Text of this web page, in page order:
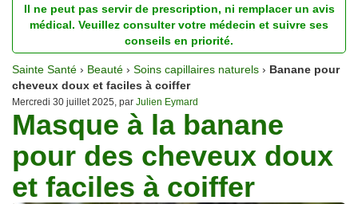
Dossiers
Homéopathie
Nutrition
Pathologie
Psychologie
Recherches
Il ne peut pas servir de prescription, ni remplacer un avis
médical. Veuillez consulter votre médecin et suivre ses
conseils en priorité.
Sainte Santé › Beauté › Soins capillaires naturels › Banane pour
cheveux doux et faciles à coiffer
Mercredi 30 juillet 2025, par Julien Eymard
Masque à la banane
pour des cheveux doux
et faciles à coiffer